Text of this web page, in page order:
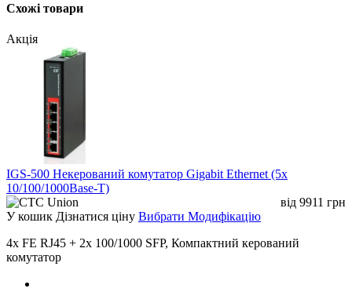
Схожі товари
Акція
IGS-500 Некерований комутатор Gigabit Ethernet (5x
10/100/1000Base-T)
від 9911 грн
У кошик Дізнатися ціну Вибрати Модифікацію
4x FE RJ45 + 2x 100/1000 SFP, Компактний керований
комутатор